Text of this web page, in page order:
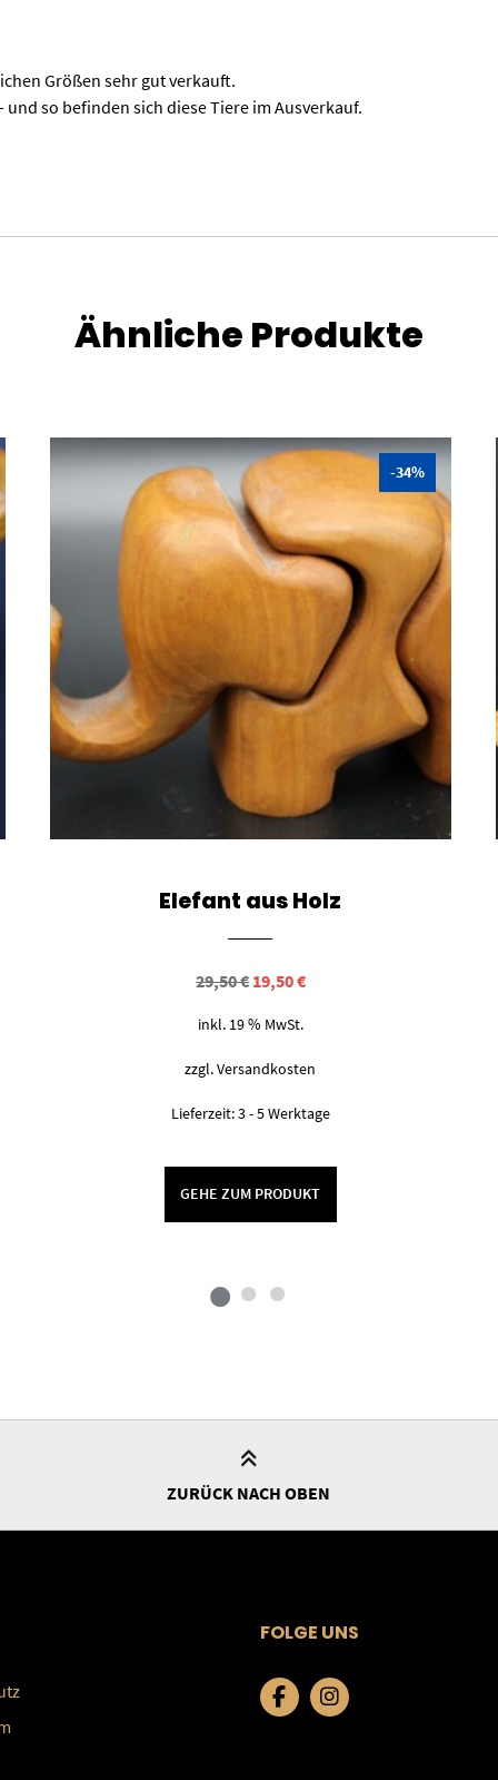
Größen sehr gut verkauft.
so befinden sich diese Tiere im Ausverkauf.
Ähnliche Produkte
-34%
Elefant aus Holz
29,50€ Ursprünglicher
Preis
war:
29,50 €
19,50€Aktueller
inkl. 19 % MwSt.
zzgl.Versandkosten
Lieferzeit:3 - 5 Werktage
GEHE ZUM PRODUKT
ZURÜCK NACH OBEN
FOLGE UNS